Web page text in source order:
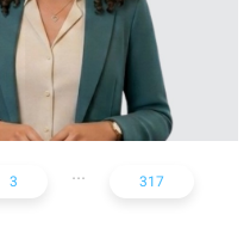
3 ... 317